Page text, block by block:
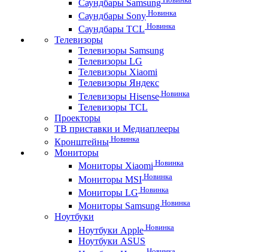
Саундбары Samsung
Саундбары Sony Новинка
Саундбары TCL Новинка
Телевизоры
Телевизоры Samsung
Телевизоры LG
Телевизоры Xiaomi
Телевизоры Яндекс
Телевизоры Hisense Новинка
Телевизоры TCL
Проекторы
ТВ приставки и Медиаплееры
Кронштейны Новинка
Мониторы
Мониторы Xiaomi Новинка
Мониторы MSI Новинка
Мониторы LG Новинка
Мониторы Samsung Новинка
Ноутбуки
Ноутбуки Apple Новинка
Ноутбуки ASUS